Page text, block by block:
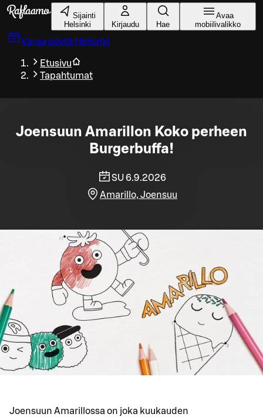
Siirry pääsisältöön
Sijainti
Helsinki
Kirjaudu Hae
Avaa
mobiilivalikko
Varaa pöytä Helsinki
Etusivu
Tapahtumat
Joensuun Amarillon Koko perheen
Burgerbuffa!
SU 6.9.2026
Amarillo, Joensuu
Joensuun Amarillossa on joka kuukauden